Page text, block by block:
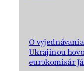
O
Ukrajinou
eurokomisár